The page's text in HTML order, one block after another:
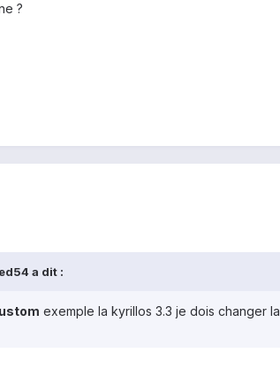
?
a dit :
exemple la kyrillos 3.3 je dois changer la